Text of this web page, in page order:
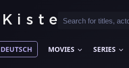
Kiste
DEUTSCH MOVIES SERIES